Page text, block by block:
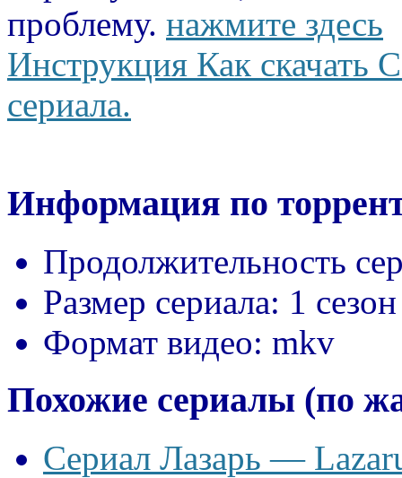
проблему. нажмите здесь
Инструкция Как скачать
сериала.
Информация по
Продолжительность
Размер сериала: 1
Формат видео: mkv
Похожие сериалы (по
Сериал Лазарь —